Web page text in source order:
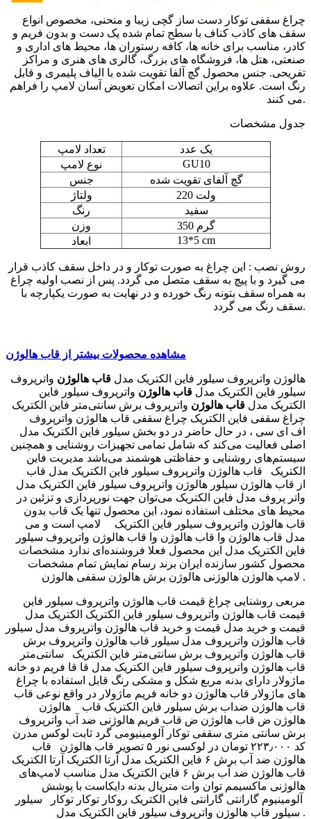
چراغ سقفی توکار دست ساز گچی زیبا و منحنی، مخصوص انواع
سقف های کاذب کناف با سطح تمام شده یک دست و بدون فریم و
کادر، مناسب برای خانه ها، کافه رستوران ها، محیط های اداری و
صنعتی، هتل ها، فروشگاه های بزرگ، گالری های هنری و مراکز
تفریحی. جنس محصول گچ آلفا تقویت شده با الیاف پلیمری و قابل
رنگ است. علاوه براین اتصالات امکان تعویض آسان لامپ را فراهم
می کنند.
جدول مشخصات
تعداد لامپ
یک عدد
نوع لامپ
GU10
جنس
گچ آلفای تقویت شده
ولتاژ
220 ولت
رنگ
سفید
وزن
350 گرم
ابعاد
13*5 cm
روش نصب : این چراغ به صورت توکار و در داخل سقف کاذب قرار
می گیرد و با پیچ به سقف متصل می گردد. پس از نصب اولیه چراغ
به همراه سقف بتونه رنگ خورده و در نهایت به صورت یکپارچه با
سقف رنگ می گردد.
مشاهده محصولات بیشتر از قاب هالوژن
هالوژن واترپروف سیلور فاین الکتریک مدل قاب هالوژن واترپروف
سیلور فاین الکتریک مدل قاب هالوژن واترپروف سیلور فاین
الکتریک مدل قاب هالوژن واترپروف برش سانتی‌متر فاین الکتریک
چراغ سقفی فاین الکتریک چراغ سقفی ‫قاب هالوژن واترپروف
سیلور فاین الکتریک مدل ‬‎ اف ای سی ، در حال حاضر در دو بخش
اصلی فعالیت می‌کند که شامل تمامی تجهیزات روشنایی و همچنین
سیستم‌های روشنایی و حفاظتی هوشمند می‌باشد مدیریت فاین
الکتریک قاب هالوژن واترپروف سیلور فاین الکتریک مدل ‫قاب
هالوژن واترپروف سیلور فاین الکتریک مدل ‬‎ از قاب هالوژن سیلور
واتر پروف مدل فاین الکتریک می‌توان جهت نورپردازی و تزئین در
محیط های مختلف استفاده نمود، این محصول تنها یک قاب بدون
لامپ است و می ‎ قاب هالوژن واترپروف سیلور فاین الکتریک
مدل قاب هالوژن وا قاب هالوژن وا قاب هالوژن واترپروف سیلور
فاین الکتریک مدل این محصول فعلا فروشنده‌ای ندارد مشخصات
محصول کشور سازنده ایران برند رسام نمایش تمام مشخصات
لامپ هالوژن هالوژنی هالوژن برش هالوژن سقفی هالوژن .
مربعی روشنایی چراغ ‫قیمت قاب هالوژن واترپروف سیلور فاین
الکتریک مدل ‬‎ قیمت قاب هالوژن واترپروف سیلور فاین الکتریک
مدل ‫قیمت و خرید قاب هالوژن واترپروف مدل سیلور‬‎ قیمت و خرید
قاب هالوژن واترپروف مدل سیلور ‫قاب هالوژن واترپروف برش
سانتی‌متر ‬‎ قاب هالوژن واترپروف برش سانتی‌متر فاین الکتریک
قاب هالوژن واترپروف سیلور فاین الکتریک مدل قا قا فریم دو خانه
ماژولار دارای بدنه مربع شکل و مشکی رنگ قابل استفاده با چراغ
های ماژولار قاب هالوژن دو خانه فریم ماژولار در واقع نوعی قاب
هالوژن ‎ قاب هالوژن ضداب برش سیلور فاین الکتریک قاب
هالوژن ض قاب هالوژن ض قاب فریم هالوژنی ضد آب واترپروف
برش سانتی متری سقفی توکار آلومینیومی گرد ثابت لوکس مدرن
کد ۲۲۳٫۰۰۰ تومان در لوکسی نور ۵ تصویر قاب هالوژن قاب
هالوژن ضد آب برش ۶ فاین الکتریک مدل آرتا الکتریک آرتا الکتریک
قاب هالوژن ضد آب برش ۶ فاین الکتریک مدل مناسب لامپ‌های
هالوژنی ماکسیمم توان وات متریال بدنه دایکاست با پوشش
آلومینیوم گارانتی گارانتی فاین الکتریک روکار توکار توکار سیلور ‎
سیلور قاب هالوژن واترپروف سیلور فاین الکتریک مدل .